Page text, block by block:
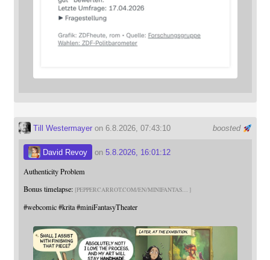
boosted
Till Westermayeron 6.8.2026, 07:43:10
David Revoy on 5.8.2026, 16:01:12
Authenticity Problem
Bonus timelapse: PEPPERCARROT.COM/EN/MINIFANTAS
#webcomic #krita #miniFantasyTheater